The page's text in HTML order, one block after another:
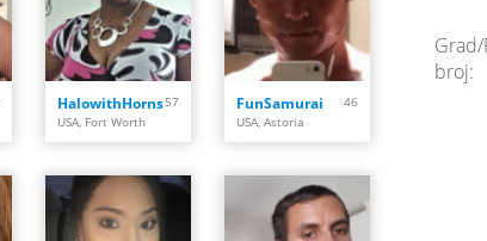
HalowithHorns57
USA, Fort Worth
FunSamurai
46
USA, Astoria
Grad/
broj: